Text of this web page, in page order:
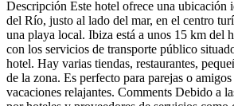
Descripción Este hotel ofrece una ubicación
del Río, justo al lado del mar, en el centro
una playa local. Ibiza está a unos 15 km del
con los servicios de transporte público
hotel. Hay varias tiendas, restaurantes,
de la zona. Es perfecto para parejas o amigos
vacaciones relajantes. Comments Debido a